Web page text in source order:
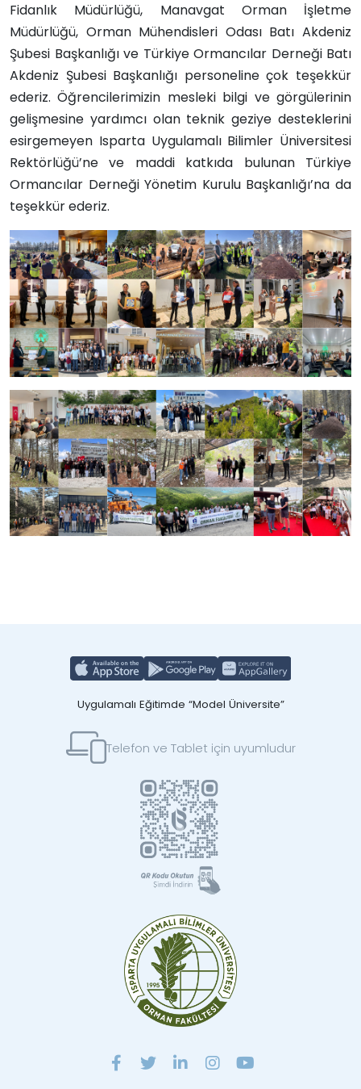
Fidanlık Müdürlüğü, Manavgat Orman İşletme
Müdürlüğü, Orman Mühendisleri Odası Batı Akdeniz
Şubesi Başkanlığı ve Türkiye Ormancılar Derneği Batı
Akdeniz Şubesi Başkanlığı personeline çok teşekkür
ederiz. Öğrencilerimizin mesleki bilgi ve görgülerinin
gelişmesine yardımcı olan teknik geziye desteklerini
esirgemeyen Isparta Uygulamalı Bilimler Üniversitesi
Rektörlüğü’ne ve maddi katkıda bulunan Türkiye
Ormancılar Derneği Yönetim Kurulu Başkanlığı’na da
teşekkür ederiz.
Uygulamalı Eğitimde “Model Üniversite”
Telefon ve Tablet için uyumludur